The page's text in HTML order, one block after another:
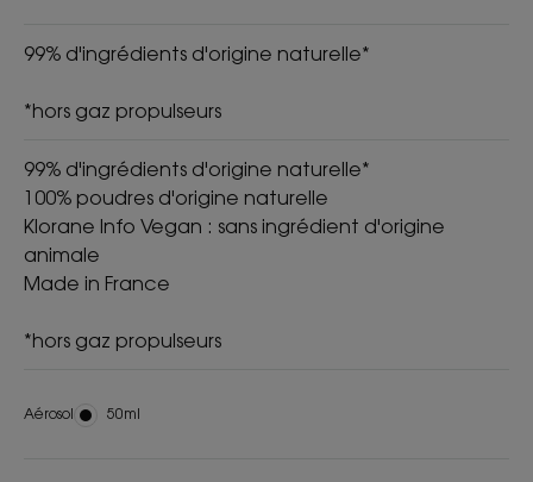
99% d'ingrédients d'origine naturelle*
*hors gaz propulseurs
99% d'ingrédients d'origine naturelle*
100% poudres d'origine naturelle
Klorane Info Vegan : sans ingrédient d'origine
animale
Made in France
*hors gaz propulseurs
Aérosol Aérosol
50ml